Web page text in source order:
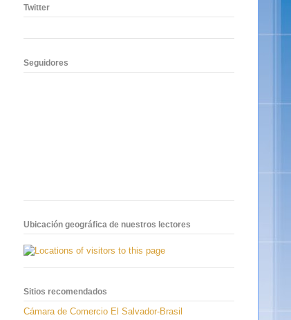
Twitter
Seguidores
Ubicación geográfica de nuestros lectores
Sitios recomendados
Cámara de Comercio El Salvador-Brasil